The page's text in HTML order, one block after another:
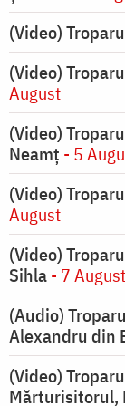
(Video)
(Video)
August
(Video)
Neamț - 5
(Video)
August
(Video)
Sihla- 7 August
(Audio)
Alexandru din
(Video)
Mărturisitorul,